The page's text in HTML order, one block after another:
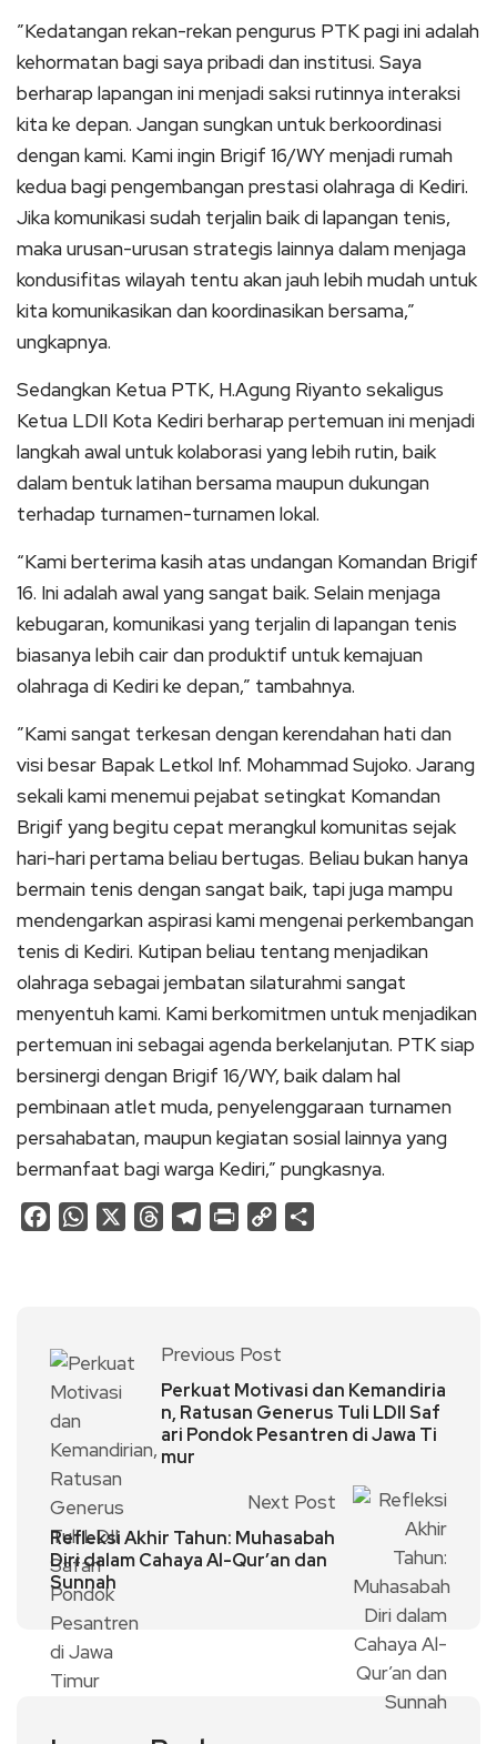
​”Kedatangan rekan-rekan pengurus PTK pagi ini adalah
kehormatan bagi saya pribadi dan institusi. Saya
berharap lapangan ini menjadi saksi rutinnya interaksi
kita ke depan. Jangan sungkan untuk berkoordinasi
dengan kami. Kami ingin Brigif 16/WY menjadi rumah
kedua bagi pengembangan prestasi olahraga di Kediri.
Jika komunikasi sudah terjalin baik di lapangan tenis,
maka urusan-urusan strategis lainnya dalam menjaga
kondusifitas wilayah tentu akan jauh lebih mudah untuk
kita komunikasikan dan koordinasikan bersama,”
ungkapnya.
Sedangkan Ketua PTK, H.Agung Riyanto sekaligus
Ketua LDII Kota Kediri berharap pertemuan ini menjadi
langkah awal untuk kolaborasi yang lebih rutin, baik
dalam bentuk latihan bersama maupun dukungan
terhadap turnamen-turnamen lokal.
“Kami berterima kasih atas undangan Komandan Brigif
16. Ini adalah awal yang sangat baik. Selain menjaga
kebugaran, komunikasi yang terjalin di lapangan tenis
biasanya lebih cair dan produktif untuk kemajuan
olahraga di Kediri ke depan,” tambahnya.
​”Kami sangat terkesan dengan kerendahan hati dan
visi besar Bapak Letkol Inf. Mohammad Sujoko. Jarang
sekali kami menemui pejabat setingkat Komandan
Brigif yang begitu cepat merangkul komunitas sejak
hari-hari pertama beliau bertugas. Beliau bukan hanya
bermain tenis dengan sangat baik, tapi juga mampu
mendengarkan aspirasi kami mengenai perkembangan
tenis di Kediri. Kutipan beliau tentang menjadikan
olahraga sebagai jembatan silaturahmi sangat
menyentuh kami. Kami berkomitmen untuk menjadikan
pertemuan ini sebagai agenda berkelanjutan. PTK siap
bersinergi dengan Brigif 16/WY, baik dalam hal
pembinaan atlet muda, penyelenggaraan turnamen
persahabatan, maupun kegiatan sosial lainnya yang
bermanfaat bagi warga Kediri,” pungkasnya.
FacebookWhatsApp ThreadsTelegram
Print
Copy
Previous Post
Perkuat Motivasi dan Kemandiria
n, Ratusan Generus Tuli LDII Saf
ari Pondok Pesantren di Jawa Ti
mur
Next Post
Refleksi Akhir Tahun: Muhasabah
Diri dalam Cahaya Al-Qur’an dan
Sunnah